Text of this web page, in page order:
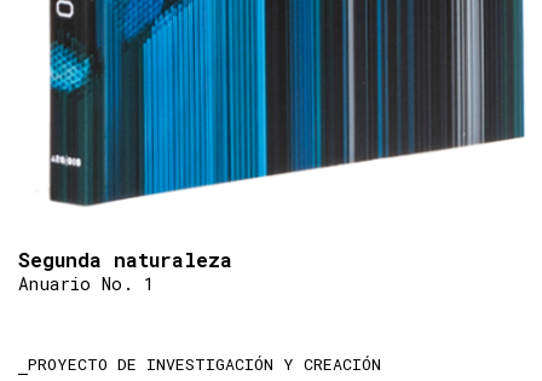
Segunda naturaleza
Anuario No. 1
PROYECTO DE INVESTIGACIÓN Y CREACIÓN